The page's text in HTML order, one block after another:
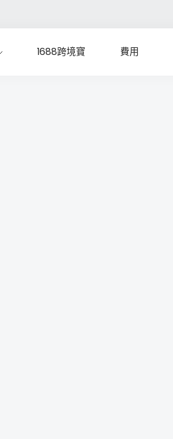
1688跨境寶 費用